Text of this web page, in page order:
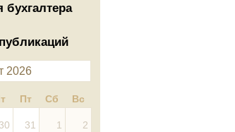
2026
Пт Сб Вс
30 31 1 2